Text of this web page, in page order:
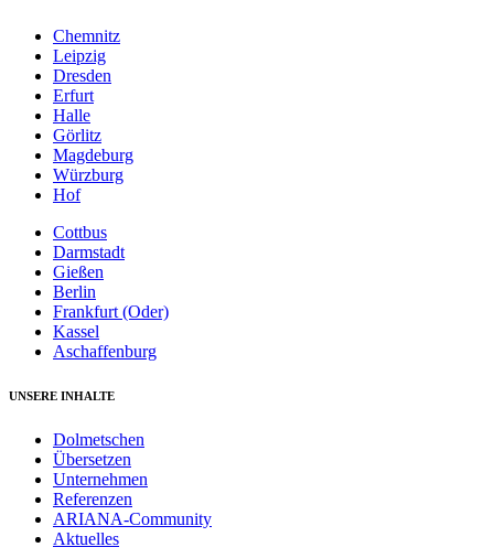
Chemnitz
Leipzig
Dresden
Erfurt
Halle
Görlitz
Magdeburg
Würzburg
Hof
Cottbus
Darmstadt
Gießen
Berlin
Frankfurt (Oder)
Kassel
Aschaffenburg
UNSERE INHALTE
Dolmetschen
Übersetzen
Unternehmen
Referenzen
ARIANA-Community
Aktuelles